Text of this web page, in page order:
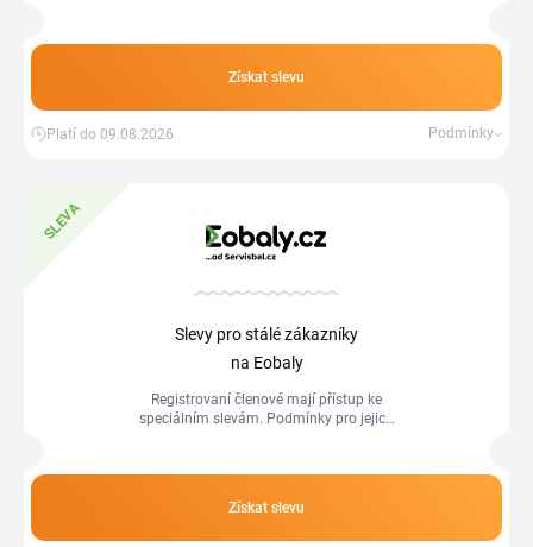
Získat slevu
Platí do 09.08.2026 Podmínky
SLEVA
Slevy pro stálé zákazníky
na Eobaly
Registrovaní členové mají přístup ke
speciálním slevám. Podmínky pro jejich
kde se mohou průběžně aktualizovat.
Získat slevu